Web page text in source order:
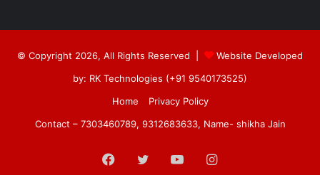
© Copyright 2026, All Rights Reserved |
Website Developed
by: RK Technologies (+91 9540173525)
Home
Privacy Policy
Contact – 7303460789, 9312683633, Name- shikha Jain
Facebook
Twitter YouTubeInstagram